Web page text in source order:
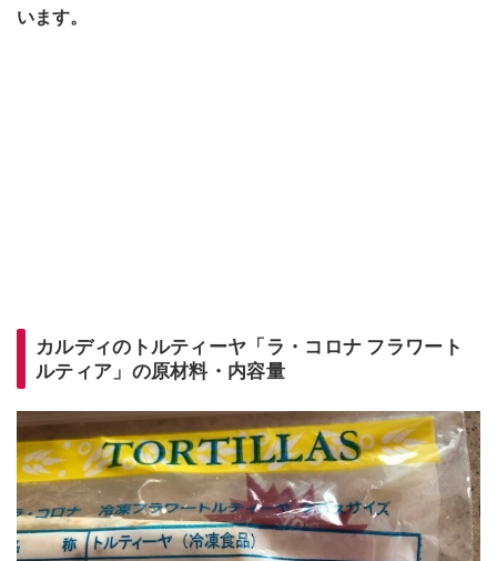
います。
カルディのトルティーヤ「ラ・コロナ フラワート
ルティア」の原材料・内容量